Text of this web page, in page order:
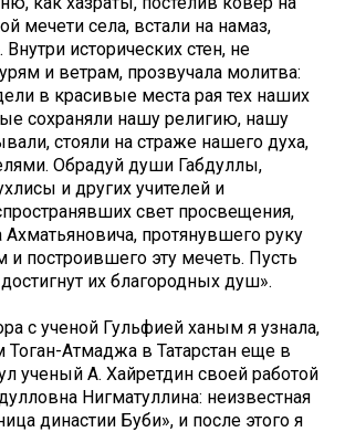
мечети села, встали на намаз,
исторических стен, не
и ветрам, прозвучала молитва:
в красивые места рая тех наших
сохраняли нашу религию, нашу
стояли на страже нашего духа,
Обрадуй души Габдуллы,
и других учителей и
свет просвещения,
протянувшего руку
построившего эту мечеть. Пусть
их благородных душ».
с ученой Гульфией ханым я узнала,
Атмаджа в Татарстан еще в
ученый А. Хайретдин своей работой
Нигматуллина: неизвестная
династии Буби», и после этого я